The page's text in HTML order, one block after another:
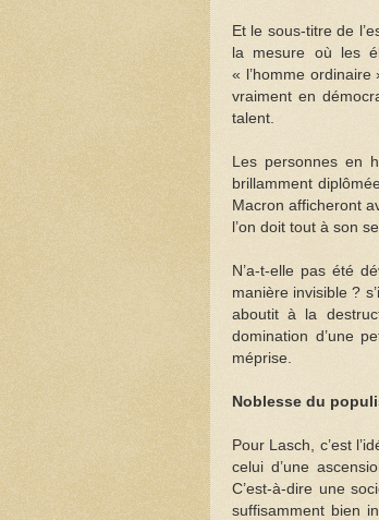
Et le sous-titre de
la mesure où les
« l’homme
vraiment en
talent.
Les personnes en
brillamment
Macron afficheront
l’on doit tout à son
N’a-t-elle pas été
manière invisible ?
aboutit à la
domination d’une
méprise.
Noblesse du
Pour Lasch, c’est
celui d’une
C’est-à-dire une
suffisamment bien